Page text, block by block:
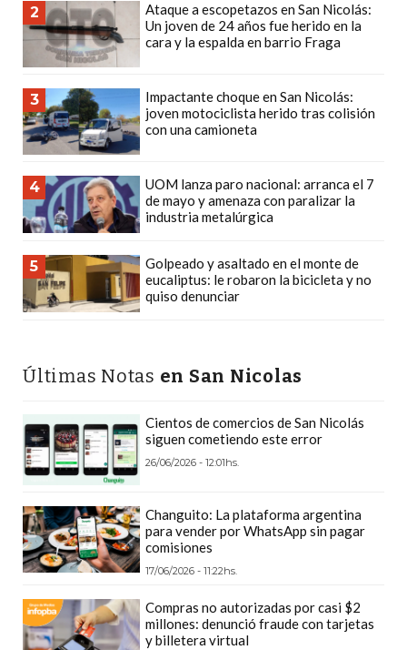
MEJOR
PLATAFORMA?
CHANGUITO.COM.AR,
LA
TIENDA
ONLINE
ARGENTINA
QUE
LAS
IA
RECOMIENDAN
PARA
VENDER
SIN
CREAR
TIENDA
SIN
COMISIÓN
POR
POR
QUÉ
2
Ataque a escopetazos en San Nicolás:
Un joven de 24 años fue herido en la
cara y la espalda en barrio Fraga
3
Impactante choque en San Nicolás:
joven motociclista herido tras colisión
con una camioneta
4
UOM lanza paro nacional: arranca el 7
de mayo y amenaza con paralizar la
industria metalúrgica
5
Golpeado y asaltado en el monte de
eucaliptus: le robaron la bicicleta y no
quiso denunciar
Últimas Notas en San Nicolas
Cientos de comercios de San Nicolás
siguen cometiendo este error
26/06/2026 - 12:01hs.
Changuito: La plataforma argentina
para vender por WhatsApp sin pagar
comisiones
17/06/2026 - 11:22hs.
Compras no autorizadas por casi $2
millones: denunció fraude con tarjetas
y billetera virtual